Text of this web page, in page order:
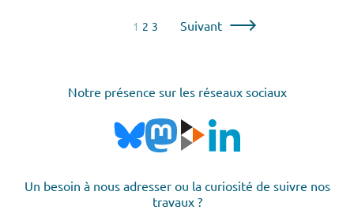
publications
1 2 3 Suivant
Notre présence sur les réseaux sociaux
Un besoin à nous adresser ou la curiosité de suivre nos
travaux ?